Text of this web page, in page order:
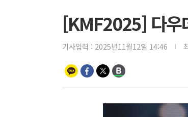
[KMF2025] 다우
기사입력 : 2025년11월12일 14:46